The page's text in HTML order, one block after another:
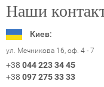
Наши
Киев:
ул. Мечникова 16, оф. 4 - 7
+38 044 223 34 45
+38 097 275 33 33